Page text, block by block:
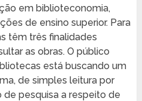
em biblioteconomia,
de ensino superior. Para
têm três finalidades
as obras. O público
está buscando um
de simples leitura por
de pesquisa a respeito de